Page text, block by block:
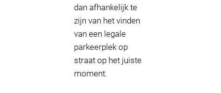
dan afhankelijk te
zijn van het vinden
van een legale
parkeerplek op
straat op het juiste
moment.